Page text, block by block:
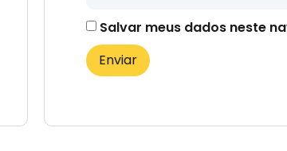
Salvar meus dados neste